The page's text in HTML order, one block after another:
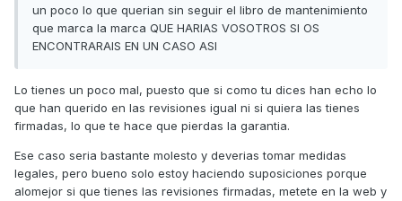
un poco lo que querian sin seguir el libro de mantenimiento
que marca la marca QUE HARIAS VOSOTROS SI OS
ENCONTRARAIS EN UN CASO ASI
Lo tienes un poco mal, puesto que si como tu dices han echo lo
que han querido en las revisiones igual ni si quiera las tienes
firmadas, lo que te hace que pierdas la garantia.
Ese caso seria bastante molesto y deverias tomar medidas
legales, pero bueno solo estoy haciendo suposiciones porque
alomejor si que tienes las revisiones firmadas, metete en la web y